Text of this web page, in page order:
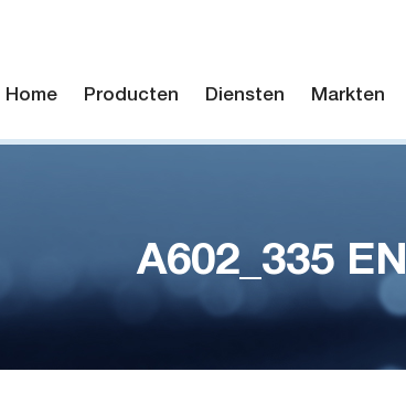
Home Producten Diensten Markten
A602_335 EN